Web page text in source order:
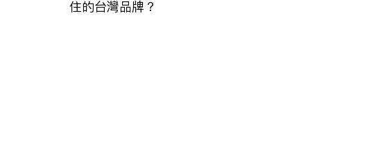
住的台灣品牌？